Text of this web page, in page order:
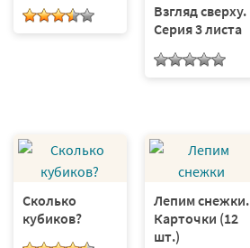
Взгляд сверху.
Серия 3 листа
Сколько
кубиков?
Лепим снежки.
Карточки (12
шт.)